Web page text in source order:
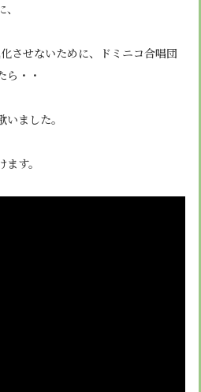
させないために、ドミニコ合唱団
ら・・
ました。
す。